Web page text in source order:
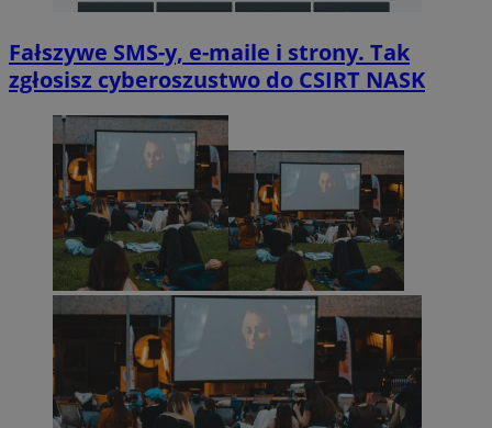
Fałszywe SMS-y, e-maile i strony. Tak
zgłosisz cyberoszustwo do CSIRT NASK